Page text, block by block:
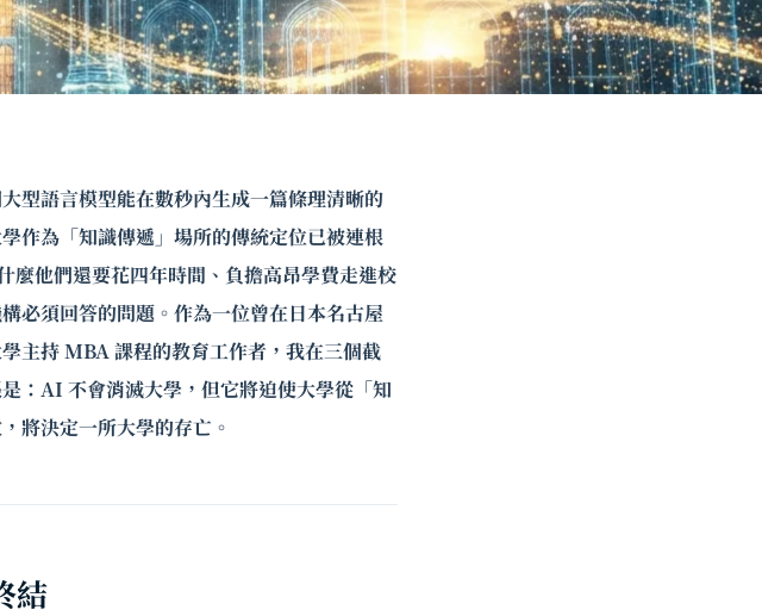
型語言模型能在數秒內生成一篇條理清晰的
作為「知識傳遞」場所的傳統定位已被連根
麼他們還要花四年時間、負擔高昂學費走進校
必須回答的問題。作為一位曾在日本名古屋
主持 MBA 課程的教育工作者，我在三個截
：AI 不會消滅大學，但它將迫使大學從「知
將決定一所大學的存亡。
結